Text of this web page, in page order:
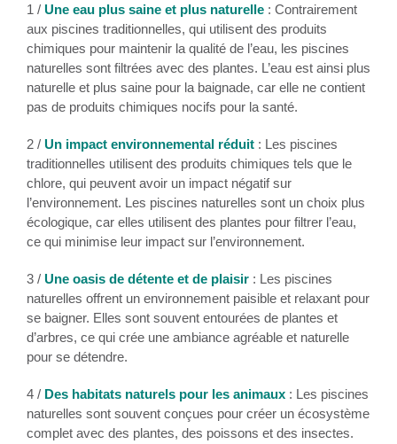
1 / Une eau plus saine et plus naturelle : Contrairement
aux piscines traditionnelles, qui utilisent des produits
chimiques pour maintenir la qualité de l’eau, les piscines
naturelles sont filtrées avec des plantes. L’eau est ainsi plus
naturelle et plus saine pour la baignade, car elle ne contient
pas de produits chimiques nocifs pour la santé.
2 / Un impact environnemental réduit : Les piscines
traditionnelles utilisent des produits chimiques tels que le
chlore, qui peuvent avoir un impact négatif sur
l’environnement. Les piscines naturelles sont un choix plus
écologique, car elles utilisent des plantes pour filtrer l’eau,
ce qui minimise leur impact sur l’environnement.
3 / Une oasis de détente et de plaisir : Les piscines
naturelles offrent un environnement paisible et relaxant pour
se baigner. Elles sont souvent entourées de plantes et
d’arbres, ce qui crée une ambiance agréable et naturelle
pour se détendre.
4 / Des habitats naturels pour les animaux : Les piscines
naturelles sont souvent conçues pour créer un écosystème
complet avec des plantes, des poissons et des insectes.